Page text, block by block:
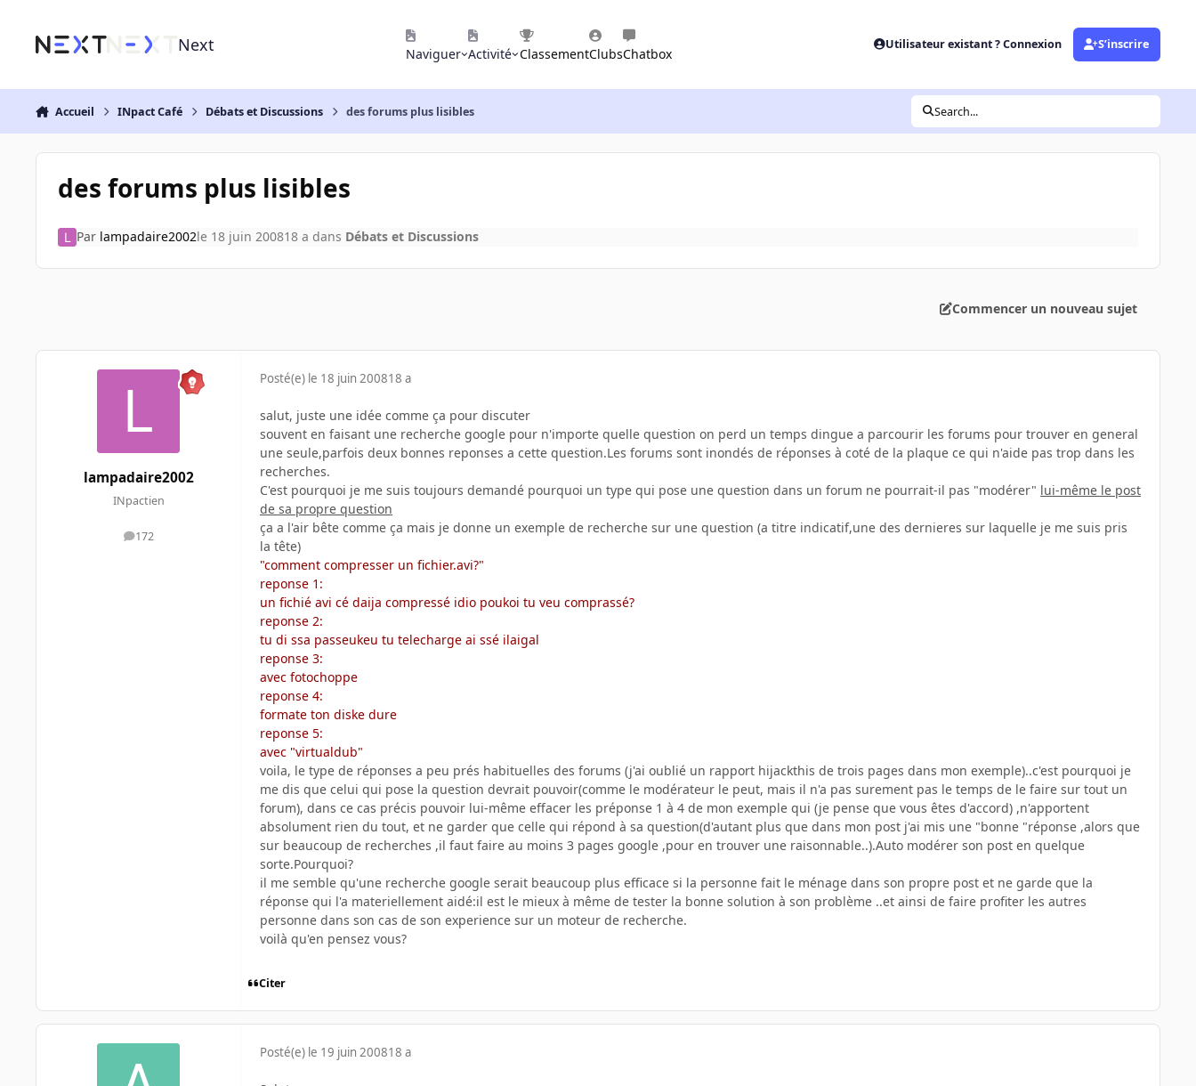
Next Naviguer Activité ClassementClubsChatbox
Utilisateur existant ? Connexion S’inscrire
Accueil INpact Café Débats et Discussions des forums plus lisibles Search...
des forums plus lisibles
Par lampadaire2002le 18 juin 200818 a dans Débats et Discussions
Commencer un nouveau sujet
lampadaire2002
INpactien
172
messages
Posté(e) le 18 juin 200818 a
salut, juste une idée comme ça pour discuter
souvent en faisant une recherche google pour n'importe quelle question on perd un temps dingue a parcourir les forums pour trouver en general
une seule,parfois deux bonnes reponses a cette question.Les forums sont inondés de réponses à coté de la plaque ce qui n'aide pas trop dans les
recherches.
C'est pourquoi je me suis toujours demandé pourquoi un type qui pose une question dans un forum ne pourrait-il pas "modérer" lui-même le post
de sa propre question
ça a l'air bête comme ça mais je donne un exemple de recherche sur une question (a titre indicatif,une des dernieres sur laquelle je me suis pris
la tête)
"comment compresser un fichier.avi?"
reponse 1:
un fichié avi cé daija compressé idio poukoi tu veu comprassé?
reponse 2:
tu di ssa passeukeu tu telecharge ai ssé ilaigal
reponse 3:
avec fotochoppe
reponse 4:
formate ton diske dure
reponse 5:
avec "virtualdub"
voila, le type de réponses a peu prés habituelles des forums (j'ai oublié un rapport hijackthis de trois pages dans mon exemple)..c'est pourquoi je
me dis que celui qui pose la question devrait pouvoir(comme le modérateur le peut, mais il n'a pas surement pas le temps de le faire sur tout un
forum), dans ce cas précis pouvoir lui-même effacer les préponse 1 à 4 de mon exemple qui (je pense que vous êtes d'accord) ,n'apportent
absolument rien du tout, et ne garder que celle qui répond à sa question(d'autant plus que dans mon post j'ai mis une "bonne "réponse ,alors que
sur beaucoup de recherches ,il faut faire au moins 3 pages google ,pour en trouver une raisonnable..).Auto modérer son post en quelque
sorte.Pourquoi?
il me semble qu'une recherche google serait beaucoup plus efficace si la personne fait le ménage dans son propre post et ne garde que la
réponse qui l'a materiellement aidé:il est le mieux à même de tester la bonne solution à son problème ..et ainsi de faire profiter les autres
personne dans son cas de son experience sur un moteur de recherche.
voilà qu'en pensez vous?
Citer
Posté(e) le 19 juin 200818 a